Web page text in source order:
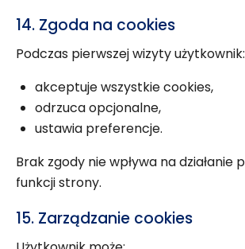
14. Zgoda na cookies
Podczas pierwszej wizyty użytkownik:
akceptuje wszystkie cookies,
odrzuca opcjonalne,
ustawia preferencje.
Brak zgody nie wpływa na działanie
funkcji strony.
15. Zarządzanie cookies